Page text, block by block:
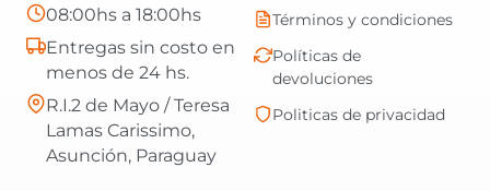
Términos y condiciones
Políticas de
devoluciones
Politicas de privacidad
08:00hs a 18:00hs
Entregas sin costo en
menos de 24 hs.
R.I.2 de Mayo / Teresa
Lamas Carissimo,
Asunción, Paraguay